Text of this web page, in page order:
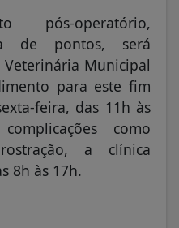
pós-operatório,
de pontos, será
Municipal
para este fim
feira, das 11h às
como
a clínica
8h às 17h.